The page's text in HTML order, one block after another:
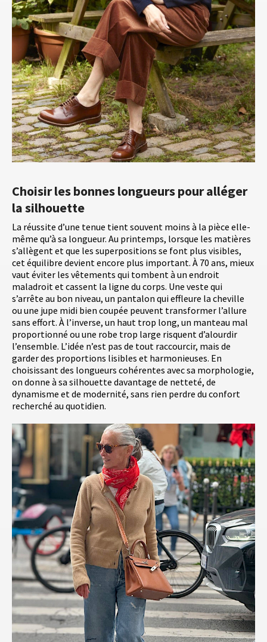
Choisir les bonnes longueurs pour alléger
la silhouette
La réussite d’une tenue tient souvent moins à la pièce elle-
même qu’à sa longueur. Au printemps, lorsque les matières
s’allègent et que les superpositions se font plus visibles,
cet équilibre devient encore plus important. À 70 ans, mieux
vaut éviter les vêtements qui tombent à un endroit
maladroit et cassent la ligne du corps. Une veste qui
s’arrête au bon niveau, un pantalon qui effleure la cheville
ou une jupe midi bien coupée peuvent transformer l’allure
sans effort. À l’inverse, un haut trop long, un manteau mal
proportionné ou une robe trop large risquent d’alourdir
l’ensemble. L’idée n’est pas de tout raccourcir, mais de
garder des proportions lisibles et harmonieuses. En
choisissant des longueurs cohérentes avec sa morphologie,
on donne à sa silhouette davantage de netteté, de
dynamisme et de modernité, sans rien perdre du confort
recherché au quotidien.